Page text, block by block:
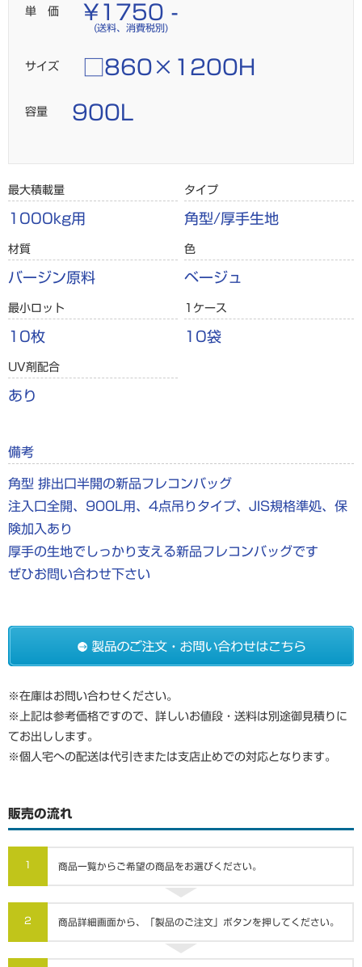
単 価 ¥1750 -
(送料、消費税別)
サイズ □860×1200H
容量 900L
最大積載量
1000kg用
タイプ
角型/厚手生地
材質
バージン原料
色
ベージュ
最小ロット
10枚
1ケース
10袋
UV剤配合
あり
備考
角型 排出口半開の新品フレコンバッグ
注入口全開、900L用、4点吊りタイプ、JIS規格準処、保
険加入あり
厚手の生地でしっかり支える新品フレコンバッグです
ぜひお問い合わせ下さい
※在庫はお問い合わせください。
※上記は参考価格ですので、詳しいお値段・送料は別途御見積りに
てお出しします。
※個人宅への配送は代引きまたは支店止めでの対応となります。
販売の流れ
1 商品一覧からご希望の商品をお選びください。
2 商品詳細画面から、「製品のご注文」ボタンを押してください。